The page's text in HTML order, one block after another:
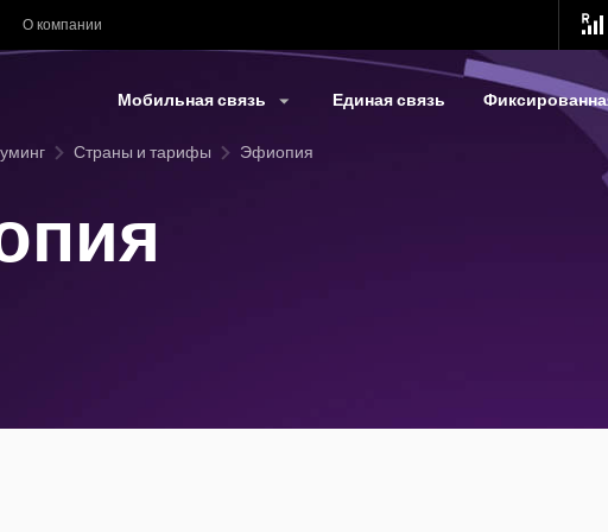
О компании
Мобильная связь Единая связь
Страны и тарифы Эфиопия